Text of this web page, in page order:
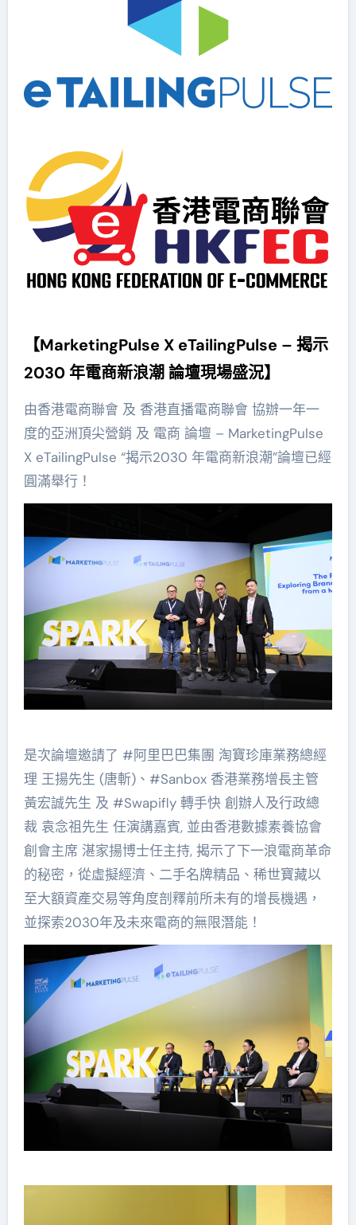
【MarketingPulse X eTailingPulse – 揭示
2030 年電商新浪潮 論壇現場盛況】
由香港電商聯會 及 香港直播電商聯會 協辦一年一
度的亞洲頂尖營銷 及 電商 論壇 – MarketingPulse
X eTailingPulse “揭示2030 年電商新浪潮”論壇已經
圓滿舉行！
是次論壇邀請了 #阿里巴巴集團 淘寶珍庫業務總經
理 王揚先生 (唐斬)、#Sanbox 香港業務增長主管
黃宏誠先生 及 #Swapifly 轉手快 創辦人及行政總
裁 袁念祖先生 任演講嘉賓, 並由香港數據素養協會
創會主席 湛家揚博士任主持, 揭示了下一浪電商革命
的秘密，從虛擬經濟、二手名牌精品、稀世寶藏以
至大額資產交易等角度剖釋前所未有的增長機遇，
並探索2030年及未來電商的無限潛能！